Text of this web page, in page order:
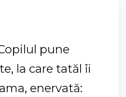
pune
la care tatăl îi
enervată: